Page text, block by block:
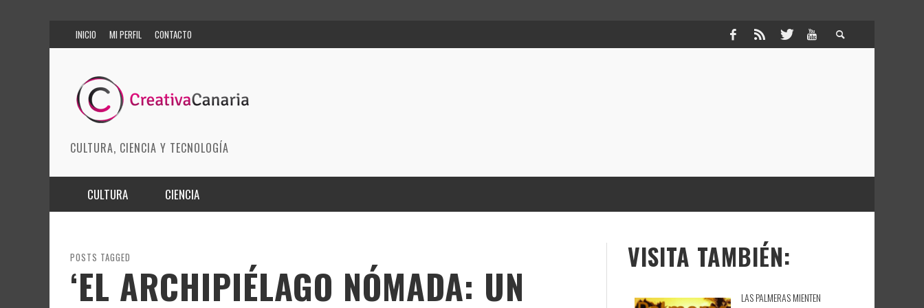
INICIO MI PERFIL CONTACTO
CULTURA, CIENCIA Y TECNOLOGÍA
CULTURA
ARTES ESCÉNICAS
MODA
CIENCIA
INNOVACIÓN
CIENCIAS DE LA TIERRA
POSTS TAGGED
‘EL ARCHIPIÉLAGO NÓMADA: UN
VISITA TAMBIÉN:
LAS PALMERAS MIENTEN